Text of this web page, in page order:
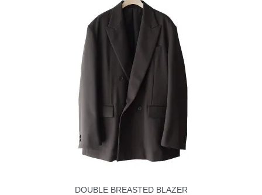
DOUBLE BREASTED BLAZER